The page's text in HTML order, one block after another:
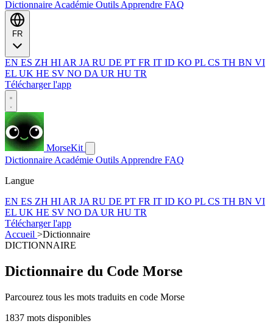
Dictionnaire Académie Outils Apprendre FAQ
EN ES ZH HI AR JA RU DE PT FR IT ID KO PL CS TH BN VI
EL UK HE SV NO DA UR HU TR
Télécharger l'app
MorseKit
Dictionnaire Académie Outils Apprendre FAQ
Langue
EN ES ZH HI AR JA RU DE PT FR IT ID KO PL CS TH BN VI
EL UK HE SV NO DA UR HU TR
Télécharger l'app
Accueil >Dictionnaire
DICTIONNAIRE
Dictionnaire du Code Morse
Parcourez tous les mots traduits en code Morse
1837 mots disponibles